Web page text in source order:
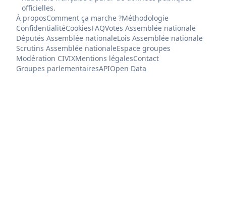
officielles.
À proposComment ça marche ?Méthodologie
ConfidentialitéCookiesFAQVotes Assemblée nationale
Députés Assemblée nationaleLois Assemblée nationale
Scrutins Assemblée nationaleEspace groupes
Modération CIVIXMentions légalesContact
Groupes parlementairesAPIOpen Data